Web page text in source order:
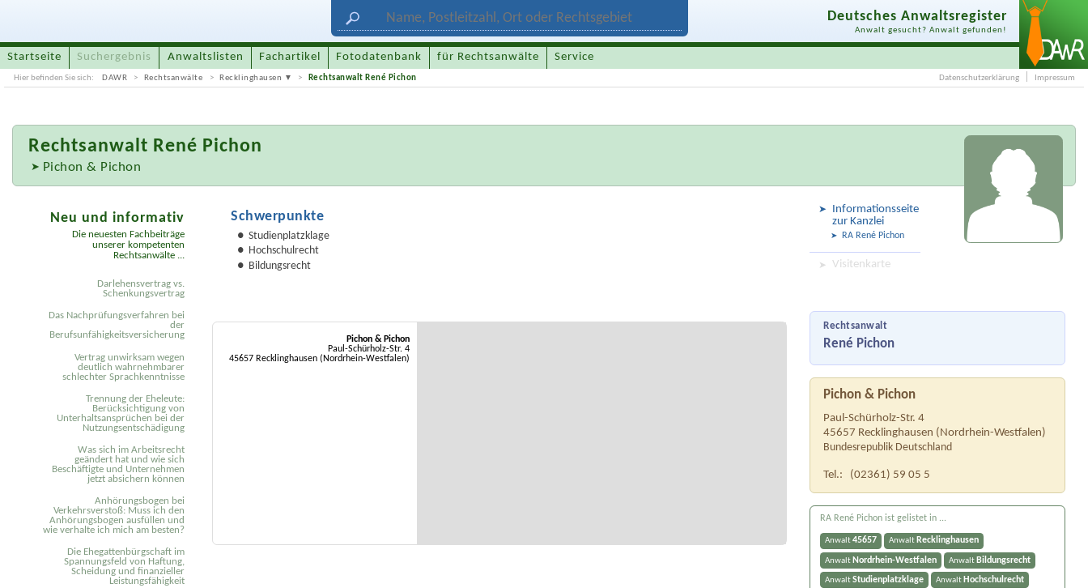
Deutsches Anwaltsregister
Anwalt gesucht? Anwalt gefunden!
Startseite Suchergebnis Anwaltslisten Fachartikel Fotodatenbank für Rechtsanwälte Service
Hier befinden Sie sich: DAWR Rechtsanwälte Recklinghausen Rechtsanwalt René Pichon Datenschutzerklärung Impressum
Rechtsanwalt René Pichon
Pichon & Pichon
Informationsseite
zur Kanzlei
RA René Pichon
Visitenkarte
Rechtsanwalt
René Pichon
Pichon & Pichon
Paul-Schürholz-Str. 4
45657 Recklinghausen (Nordrhein-Westfalen)
Bundesrepublik Deutschland
Tel.: (02361) 59 05 5
RA René Pichon ist gelistet in ...
Anwalt45657 AnwaltRecklinghausen
Anwalt Nordrhein-Westfalen Anwalt Bildungsrecht
AnwaltStudienplatzklage Anwalt Hochschulrecht
Schwerpunkte
Studienplatzklage
Hochschulrecht
Bildungsrecht
Pichon & Pichon
Paul-Schürholz-Str. 4
45657 Recklinghausen (Nordrhein-Westfalen)
Neu und informativ
Die neuesten Fachbeiträge
unserer kompetenten
Rechtsanwälte ...
Darlehensvertrag vs.
Schenkungsvertrag
Das Nachprüfungsverfahren bei
der
Berufsunfähigkeitsversicherung
Vertrag unwirksam wegen
deutlich wahrnehmbarer
schlechter Sprachkenntnisse
Trennung der Eheleute:
Berücksichtigung von
Unterhaltsansprüchen bei der
Nutzungsentschädigung
Was sich im Arbeitsrecht
geändert hat und wie sich
Beschäftigte und Unternehmen
jetzt absichern können
Anhörungsbogen bei
Verkehrsverstoß: Muss ich den
Anhörungsbogen ausfüllen und
wie verhalte ich mich am besten?
Die Ehegattenbürgschaft im
Spannungsfeld von Haftung,
Scheidung und finanzieller
Leistungsfähigkeit